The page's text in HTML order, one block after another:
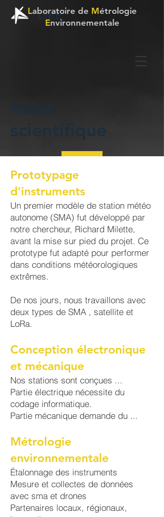
LME
Laboratoire de Métrologie
Environnementale
scientifique
Prototypage
d'instruments
Un premier modèle de station météo
autonome (SMA) fut développé par
notre chercheur, Richard Milette,
avant la mise sur pied du projet. Ce
prototype fut adapté pour performer
dans conditions météorologiques
extrêmes.
De nos jours, nous travaillons avec
deux types de SMA , satellite et
LoRa.
Conception électronique
et mécanique
Nos stations sont conçues ...
Partie électrique nécessite du
codage informatique.
Partie mécanique demande du ...
Métrologie
environnementale
Étalonnage des instruments
Mesure et collectes de données
avec sma et drones
Partenaires locaux, régionaux,